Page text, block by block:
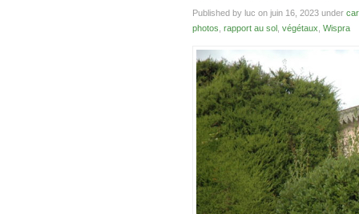
Published by luc on juin 16, 2023 under
photos rapport au sol végétaux Wispra